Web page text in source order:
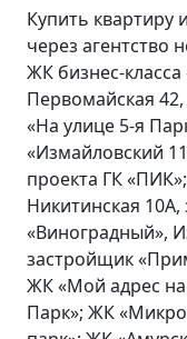
Купить квартиру
через агентство
ЖК бизнес-
Первомайская
«На улице 5-я
«Измайловский
проекта ГК
Никитинская
«Виноградный»,
застройщик
ЖК «Мой адрес
Парк»; ЖК